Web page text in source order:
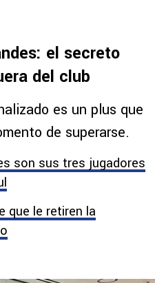
el secreto
del club
es un plus que
de superarse.
son sus tres jugadores
que le retiren la